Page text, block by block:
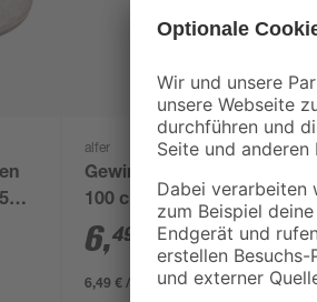
alfer
Gewindestange Ø 1 x
100 cm
6,49
6,49 € / Meter